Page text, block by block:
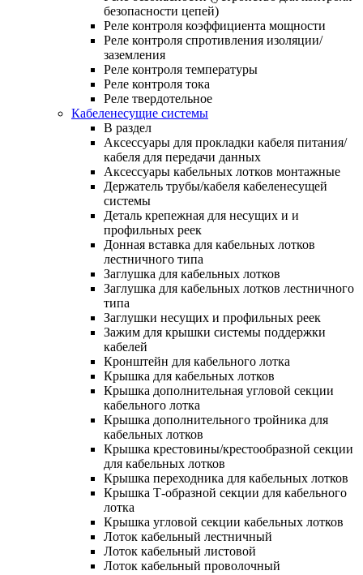
безопасности цепей)
Реле контроля коэффициента мощности
Реле контроля спротивления изоляции/
заземления
Реле контроля температуры
Реле контроля тока
Реле твердотельное
Кабеленесущие системы
В раздел
Аксессуары для прокладки кабеля питания/
кабеля для передачи данных
Аксессуары кабельных лотков монтажные
Держатель трубы/кабеля кабеленесущей
системы
Деталь крепежная для несущих и и
профильных реек
Донная вставка для кабельных лотков
лестничного типа
Заглушка для кабельных лотков
Заглушка для кабельных лотков лестничного
типа
Заглушки несущих и профильных реек
Зажим для крышки системы поддержки
кабелей
Кронштейн для кабельного лотка
Крышка для кабельных лотков
Крышка дополнительная угловой секции
кабельного лотка
Крышка дополнительного тройника для
кабельных лотков
Крышка крестовины/крестообразной секции
для кабельных лотков
Крышка переходника для кабельных лотков
Крышка Т-образной секции для кабельного
лотка
Крышка угловой секции кабельных лотков
Лоток кабельный лестничный
Лоток кабельный листовой
Лоток кабельный проволочный